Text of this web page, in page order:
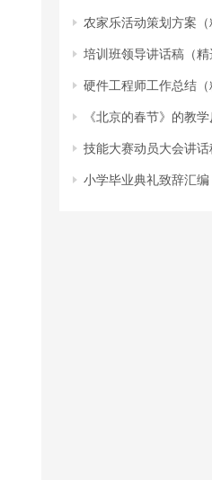
农家乐活动策划方案（
培训班领导讲话稿（精
硬件工程师工作总结（
《北京的春节》的教
技能大赛动员大会讲话
小学毕业典礼致辞汇编